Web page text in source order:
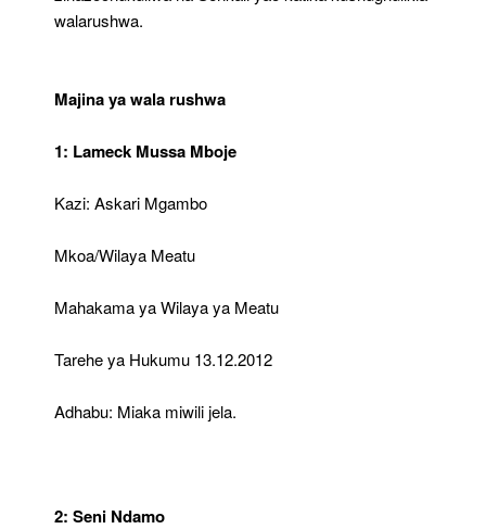
walarushwa.
Majina ya wala rushwa
1: Lameck Mussa Mboje
Kazi: Askari Mgambo
Mkoa/Wilaya Meatu
Mahakama ya Wilaya ya Meatu
Tarehe ya Hukumu 13.12.2012
Adhabu: Miaka miwili jela.
2: Seni Ndamo